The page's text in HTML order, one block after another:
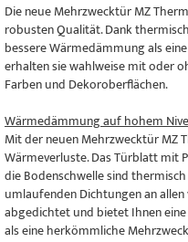
Die neue Mehrzwecktür MZ
robusten Qualität. Dank
bessere Wärmedämmung als
erhalten sie wahlweise mit oder
Farben und Dekoroberflächen.
Wärmedämmung auf hohem
Mit der neuen Mehrzwecktür MZ
Wärmeverluste. Das Türblatt mit
die Bodenschwelle sind
umlaufenden Dichtungen an
abgedichtet und bietet Ihnen
als eine herkömmliche